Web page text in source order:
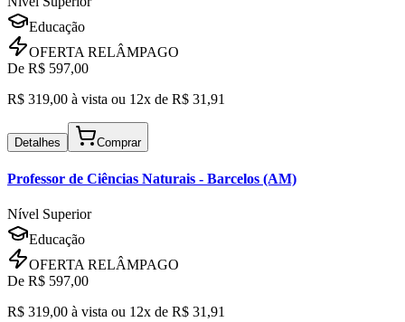
Educação
OFERTA RELÂMPAGO
De R$ 597,00
R$ 319,00 à vista ou 12x de R$ 31,91
Detalhes Comprar
Professor de Ciências Naturais - Barcelos (AM)
Nível Superior
Educação
OFERTA RELÂMPAGO
De R$ 597,00
R$ 319,00 à vista ou 12x de R$ 31,91